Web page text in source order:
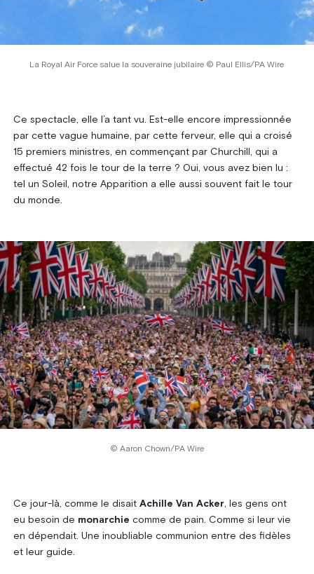
La Royal Air Force salue la souveraine jubilaire © Paul Ellis/PA Wire
Ce spectacle, elle l’a tant vu. Est-elle encore impressionnée
par cette vague humaine, par cette ferveur, elle qui a croisé
15 premiers ministres, en commençant par Churchill, qui a
effectué 42 fois le tour de la terre ? Oui, vous avez bien lu :
tel un Soleil, notre Apparition a elle aussi souvent fait le tour
du monde.
© Aaron Chown/PA Wire
Ce jour-là, comme le disait Achille Van Acker, les gens ont
eu besoin de monarchie comme de pain. Comme si leur vie
en dépendait. Une inoubliable communion entre des fidèles
et leur guide.